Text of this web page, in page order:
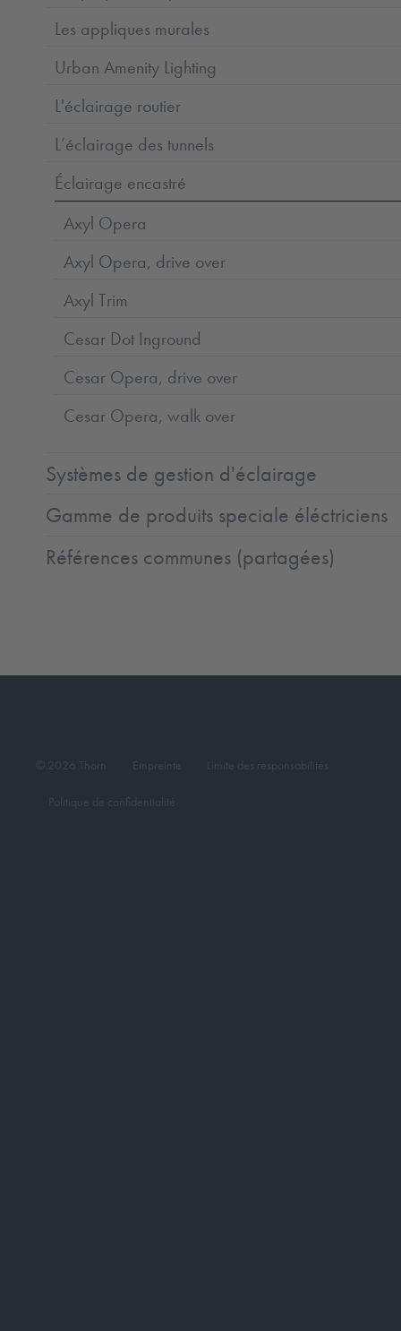
Les appliques murales
Urban Amenity Lighting
L'éclairage routier
L’éclairage des tunnels
Éclairage encastré
Axyl Opera
Axyl Opera, drive over
Axyl Trim
Cesar Dot Inground
Cesar Opera, drive over
Cesar Opera, walk over
Systèmes de gestion d'éclairage
Gamme de produits speciale éléctriciens
Références communes (partagées)